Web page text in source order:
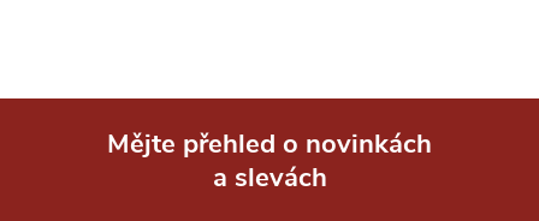
p
Mějte přehled o novinkách
a slevách